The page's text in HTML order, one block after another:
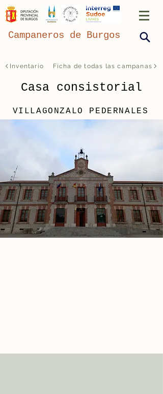
Campaneros de Burgos
Inventario Ficha de todas las campanas
Casa consistorial
VILLAGONZALO PEDERNALES